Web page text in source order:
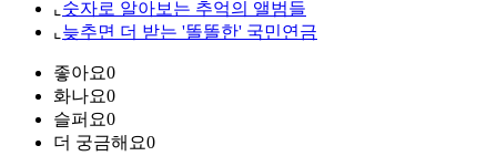
⌞ 숫자로 알아보는 추억의 앨범들
⌞ 늦추면 더 받는 '똘똘한' 국민연금
좋아요0
화나요0
슬퍼요0
더 궁금해요0